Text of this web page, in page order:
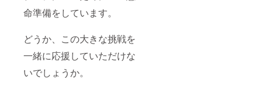
命準備をしています。
どうか、この大きな挑戦を
一緒に応援していただけな
いでしょうか。